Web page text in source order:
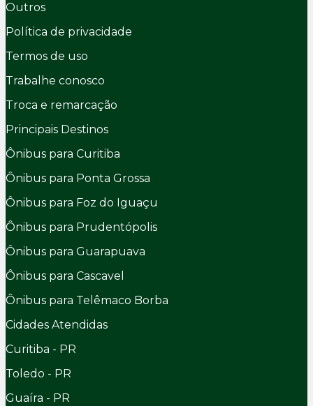
Outros
Política de privacidade
Termos de uso
Trabalhe conosco
Troca e remarcação
Principais Destinos
Ônibus para Curitiba
Ônibus para Ponta Grossa
Ônibus para Foz do Iguaçu
Ônibus para Prudentópolis
Ônibus para Guarapuava
Ônibus para Cascavel
Ônibus para Telêmaco Borba
Cidades Atendidas
Curitiba - PR
Toledo - PR
Guaíra - PR